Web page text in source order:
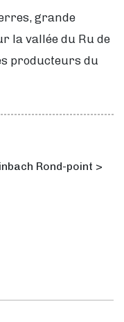
grande
la vallée du Ru de
producteurs du
Rond-point >